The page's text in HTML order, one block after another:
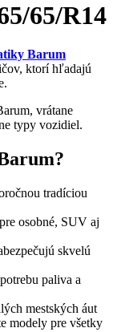
65/R14
Barum
ktorí hľadajú
vrátane
typy vozidiel.
tradíciou
osobné, SUV aj
skvelú
paliva a
mestských áut
modely pre všetky